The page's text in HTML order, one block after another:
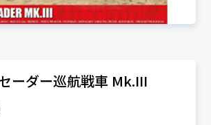
ーダー巡航戦車 Mk.III